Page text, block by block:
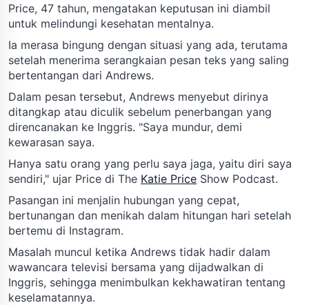
Price, 47 tahun, mengatakan keputusan ini diambil
untuk melindungi kesehatan mentalnya.
Ia merasa bingung dengan situasi yang ada, terutama
setelah menerima serangkaian pesan teks yang saling
bertentangan dari Andrews.
Dalam pesan tersebut, Andrews menyebut dirinya
ditangkap atau diculik sebelum penerbangan yang
direncanakan ke Inggris. "Saya mundur, demi
kewarasan saya.
Hanya satu orang yang perlu saya jaga, yaitu diri saya
sendiri," ujar Price di The Katie Price Show Podcast.
Pasangan ini menjalin hubungan yang cepat,
bertunangan dan menikah dalam hitungan hari setelah
bertemu di Instagram.
Masalah muncul ketika Andrews tidak hadir dalam
wawancara televisi bersama yang dijadwalkan di
Inggris, sehingga menimbulkan kekhawatiran tentang
keselamatannya.